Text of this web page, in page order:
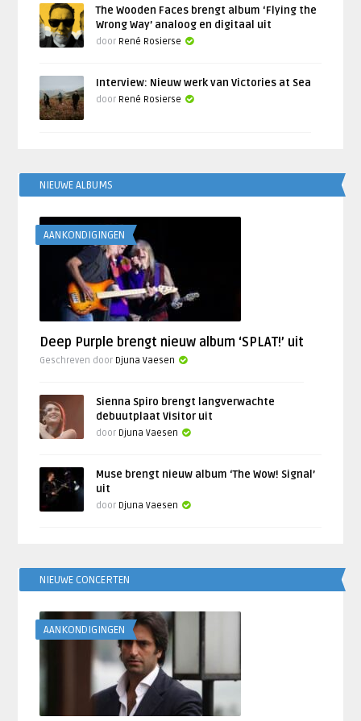
The Wooden Faces brengt album ‘Flying the
Wrong Way’ analoog en digitaal uit
door René Rosierse
Interview: Nieuw werk van Victories at Sea
door René Rosierse
NIEUWE ALBUMS
AANKONDIGINGEN
Deep Purple brengt nieuw album ‘SPLAT!’ uit
Geschreven door Djuna Vaesen
Sienna Spiro brengt langverwachte
debuutplaat Visitor uit
door Djuna Vaesen
Muse brengt nieuw album ‘The Wow! Signal’
uit
door Djuna Vaesen
NIEUWE CONCERTEN
AANKONDIGINGEN